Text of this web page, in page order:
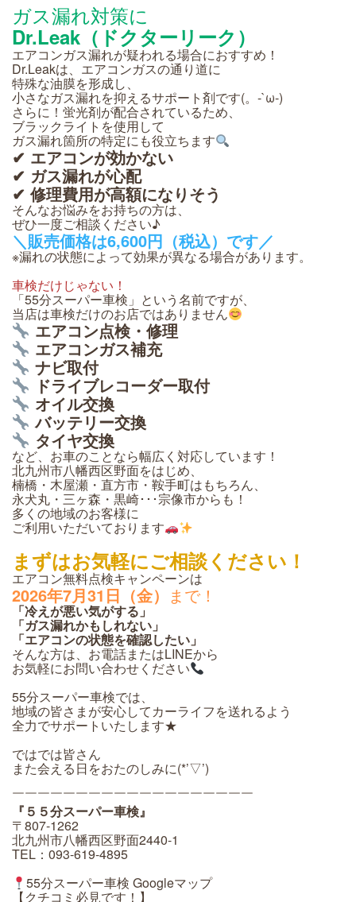
ガス漏れ対策に
Dr.Leak（ドクターリーク）
エアコンガス漏れが疑われる場合におすすめ！
Dr.Leakは、エアコンガスの通り道に
特殊な油膜を形成し、
小さなガス漏れを抑えるサポート剤です(。-`ω-)
さらに！蛍光剤が配合されているため、
ブラックライトを使用して
ガス漏れ箇所の特定にも役立ちます
✔ エアコンが効かない
✔ ガス漏れが心配
✔ 修理費用が高額になりそう
そんなお悩みをお持ちの方は、
ぜひ一度ご相談ください♪
＼販売価格は6,600円（税込）です／
※漏れの状態によって効果が異なる場合があります。
車検だけじゃない！
「55分スーパー車検」という名前ですが、
当店は車検だけのお店ではありません
エアコン点検・修理
エアコンガス補充
ナビ取付
ドライブレコーダー取付
オイル交換
バッテリー交換
タイヤ交換
など、お車のことなら幅広く対応しています！
北九州市八幡西区野面をはじめ、
楠橋・木屋瀬・直方市・鞍手町はもちろん、
永犬丸・三ヶ森・黒崎･･･宗像市からも！
多くの地域のお客様に
ご利用いただいております
まずはお気軽にご相談ください！
エアコン無料点検キャンペーンは
2026年7月31日（金） まで！
「冷えが悪い気がする」
「ガス漏れかもしれない」
「エアコンの状態を確認したい」
そんな方は、お電話またはLINEから
お気軽にお問い合わせください
55分スーパー車検では、
地域の皆さまが安心してカーライフを送れるよう
全力でサポートいたします★
ではでは皆さん
また会える日をおたのしみに(*’▽’)
￣￣￣￣￣￣￣￣￣￣￣￣￣￣￣￣￣￣￣
『５５分スーパー車検』
〒807-1262
北九州市八幡西区野面2440-1
TEL：093-619-4895
55分スーパー車検 Googleマップ
【クチコミ必見です！】